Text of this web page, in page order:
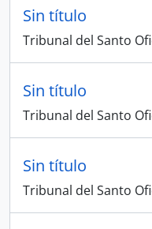
Sin título
Tribunal del Santo
Sin título
Tribunal del Santo
Sin título
Tribunal del Santo